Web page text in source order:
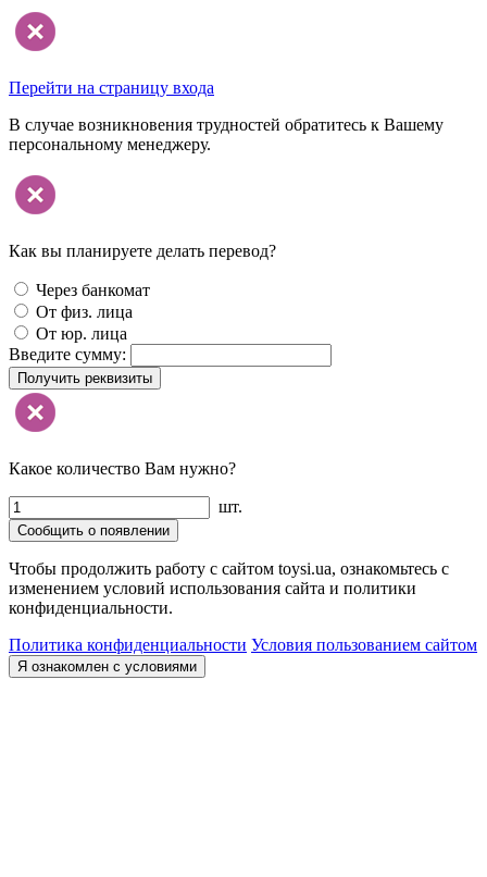
Перейти на страницу входа
В случае возникновения трудностей обратитесь к Вашему
персональному менеджеру.
Как вы планируете делать перевод?
Через банкомат
От физ. лица
От юр. лица
Введите сумму:
Получить реквизиты
Какое количество Вам нужно?
шт.
Сообщить о появлении
Чтобы продолжить работу с сайтом toysi.ua, ознакомьтесь с
изменением условий использования сайта и политики
конфиденциальности.
Политика конфиденциальности Условия пользованием сайтом
Я ознакомлен с условиями